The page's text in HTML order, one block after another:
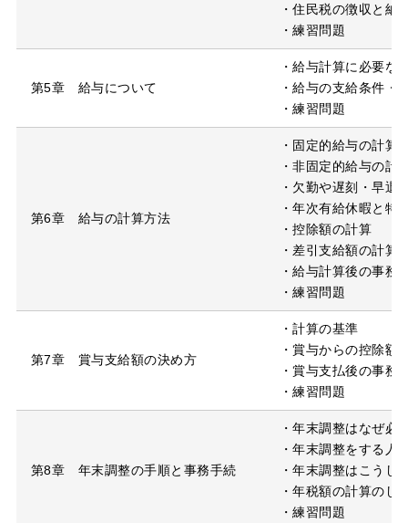
・住民税の徴収と納
・練習問題
第5章 給与について
・給与計算に必要な
・給与の支給条件・
・練習問題
第6章 給与の計算方法
・固定的給与の計算
・非固定的給与の計
・欠勤や遅刻・早退
・年次有給休暇と特
・控除額の計算
・差引支給額の計算
・給与計算後の事務
・練習問題
第7章 賞与支給額の決め方
・計算の基準
・賞与からの控除額
・賞与支払後の事務
・練習問題
第8章 年末調整の手順と事務手続
・年末調整はなぜ必
・年末調整をする人
・年末調整はこうし
・年税額の計算のし
・練習問題